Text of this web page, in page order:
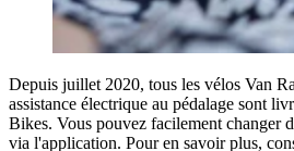
Depuis juillet 2020, tous les vélos Van
assistance électrique au pédalage sont
Bikes. Vous pouvez facilement changer
via l'application. Pour en savoir plus,